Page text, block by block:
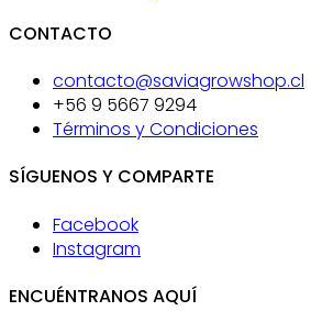
CONTACTO
contacto@saviagrowshop.cl
+56 9 5667 9294
Términos y Condiciones
SÍGUENOS Y COMPARTE
Facebook
Instagram
ENCUÉNTRANOS AQUÍ